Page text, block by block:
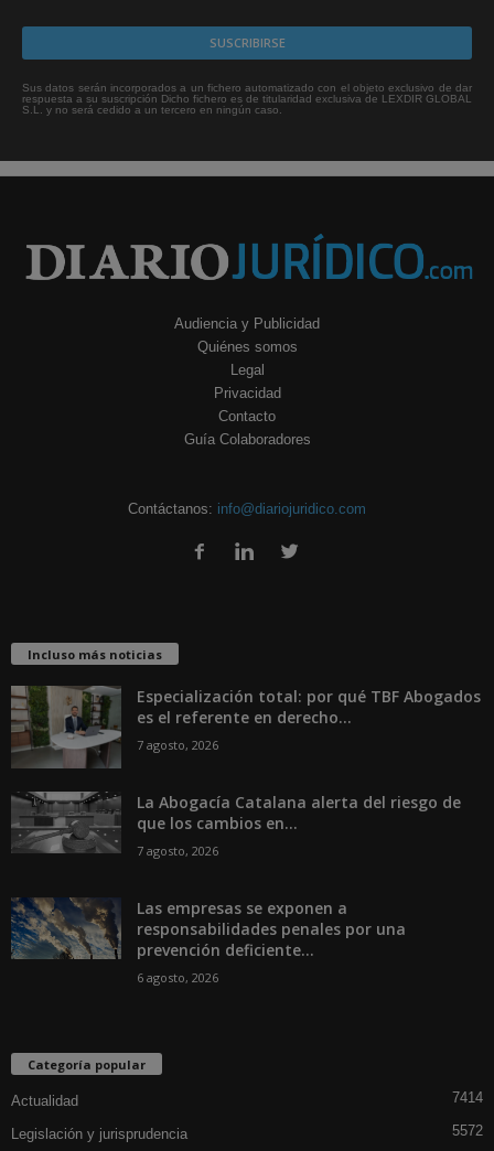
Sus datos serán incorporados a un fichero automatizado con el objeto exclusivo de dar
respuesta a su suscripción Dicho fichero es de titularidad exclusiva de LEXDIR GLOBAL
S.L. y no será cedido a un tercero en ningún caso.
Audiencia y Publicidad
Quiénes somos
Legal
Privacidad
Contacto
Guía Colaboradores
Contáctanos: info@diariojuridico.com
Incluso más noticias
Especialización total: por qué TBF Abogados
es el referente en derecho...
7 agosto, 2026
La Abogacía Catalana alerta del riesgo de
que los cambios en...
7 agosto, 2026
Las empresas se exponen a
responsabilidades penales por una
prevención deficiente...
6 agosto, 2026
Categoría popular
Actualidad 7414
Legislación y jurisprudencia 5572